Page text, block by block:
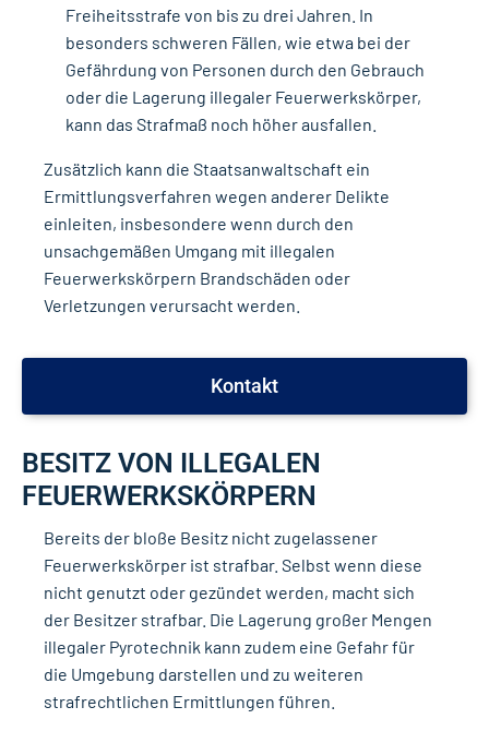
Freiheitsstrafe von bis zu drei Jahren. In
besonders schweren Fällen, wie etwa bei der
Gefährdung von Personen durch den Gebrauch
oder die Lagerung illegaler Feuerwerkskörper,
kann das Strafmaß noch höher ausfallen.
Zusätzlich kann die Staatsanwaltschaft ein
Ermittlungsverfahren wegen anderer Delikte
einleiten, insbesondere wenn durch den
unsachgemäßen Umgang mit illegalen
Feuerwerkskörpern Brandschäden oder
Verletzungen verursacht werden.
Kontakt
BESITZ VON ILLEGALEN
FEUERWERKSKÖRPERN
Bereits der bloße Besitz nicht zugelassener
Feuerwerkskörper ist strafbar. Selbst wenn diese
nicht genutzt oder gezündet werden, macht sich
der Besitzer strafbar. Die Lagerung großer Mengen
illegaler Pyrotechnik kann zudem eine Gefahr für
die Umgebung darstellen und zu weiteren
strafrechtlichen Ermittlungen führen.